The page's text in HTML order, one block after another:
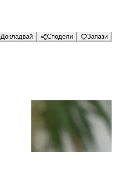
Докладвай Сподели Запази